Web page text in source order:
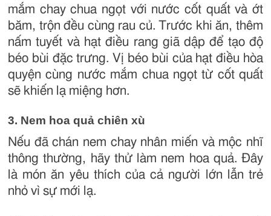
mắm chay chua ngọt với nước cốt quất và ớt
băm, trộn đều cùng rau củ. Trước khi ăn, thêm
nấm tuyết và hạt điều rang giã dập để tạo độ
béo bùi đặc trưng. Vị béo bùi của hạt điều hòa
quyện cùng nước mắm chua ngọt từ cốt quất
sẽ khiến lạ miệng hơn.
3. Nem hoa quả chiên xù
Nếu đã chán nem chay nhân miến và mộc nhĩ
thông thường, hãy thử làm nem hoa quả. Đây
là món ăn yêu thích của cả người lớn lẫn trẻ
nhỏ vì sự mới lạ.